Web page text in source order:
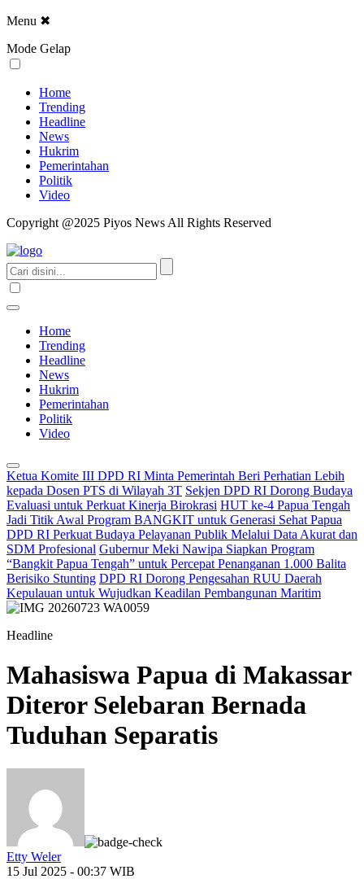
Menu ✖
Mode Gelap
Home
Trending
Headline
News
Hukrim
Pemerintahan
Politik
Video
Copyright @2025 Piyos News All Rights Reserved
Home
Trending
Headline
News
Hukrim
Pemerintahan
Politik
Video
Ketua Komite III DPD RI Minta Pemerintah Beri Perhatian Lebih
kepada Dosen PTS di Wilayah 3T Sekjen DPD RI Dorong Budaya
Evaluasi untuk Perkuat Kinerja Birokrasi HUT ke-4 Papua Tengah
Jadi Titik Awal Program BANGKIT untuk Generasi Sehat Papua
DPD RI Perkuat Budaya Pelayanan Publik Melalui Data Akurat dan
SDM Profesional Gubernur Meki Nawipa Siapkan Program
“Bangkit Papua Tengah” untuk Percepat Penanganan 1.000 Balita
Berisiko Stunting DPD RI Dorong Pengesahan RUU Daerah
Kepulauan untuk Wujudkan Keadilan Pembangunan Maritim
Headline
Mahasiswa Papua di Makassar
Diteror Selebaran Bernada
Tuduhan Separatis
Etty Weler
15 Jul 2025 - 00:37 WIB